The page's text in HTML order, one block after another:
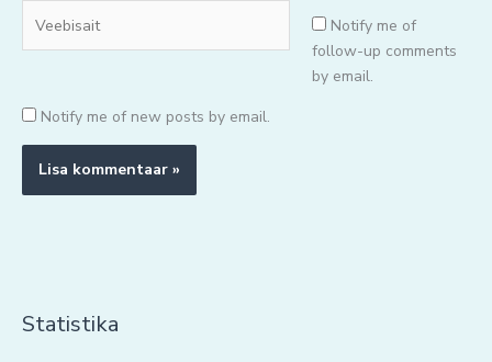
Notify me of
follow-up comments
by email.
Notify me of new posts by email.
Statistika